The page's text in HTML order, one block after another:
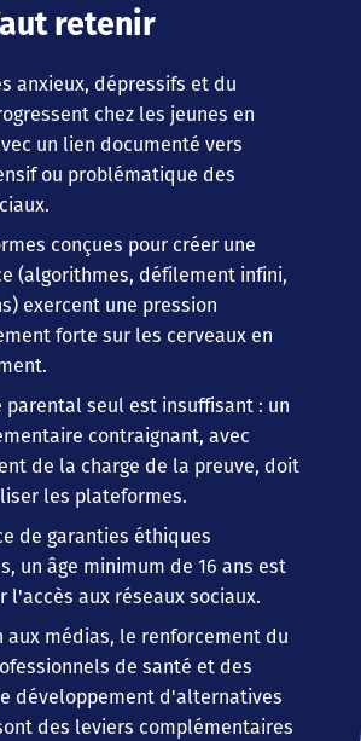
retenir
anxieux, dépressifs et du
chez les jeunes en
un lien documenté vers
ou problématique des
conçues pour créer une
(algorithmes, défilement infini,
exercent une pression
forte sur les cerveaux en
parental seul est insuffisant : un
contraignant, avec
de la charge de la preuve, doit
les plateformes.
de garanties éthiques
un âge minimum de 16 ans est
l'accès aux réseaux sociaux.
aux médias, le renforcement du
de santé et des
développement d'alternatives
des leviers complémentaires